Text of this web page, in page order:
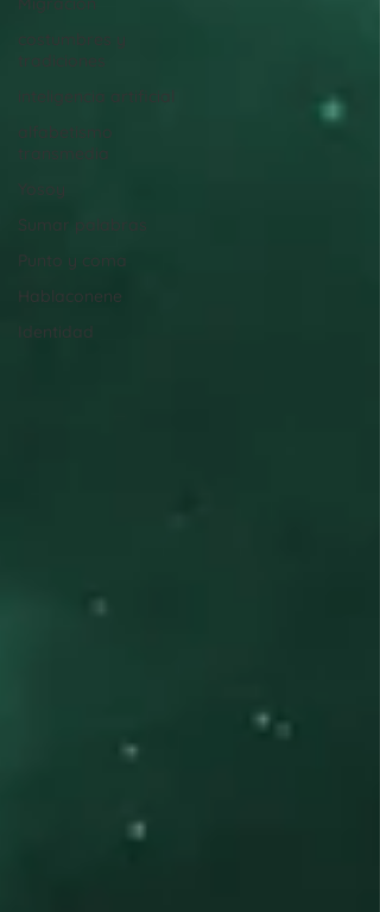
costumbres y
tradiciones
inteligencia artificial
alfabetismo
transmedia
Yosoy
Sumar palabras
Punto y coma
Hablaconene
Identidad